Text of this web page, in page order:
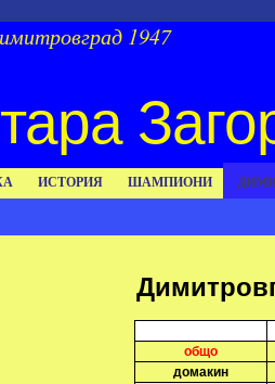
1947
ИСТОРИЯ ШАМПИОНИ
общо
домакин